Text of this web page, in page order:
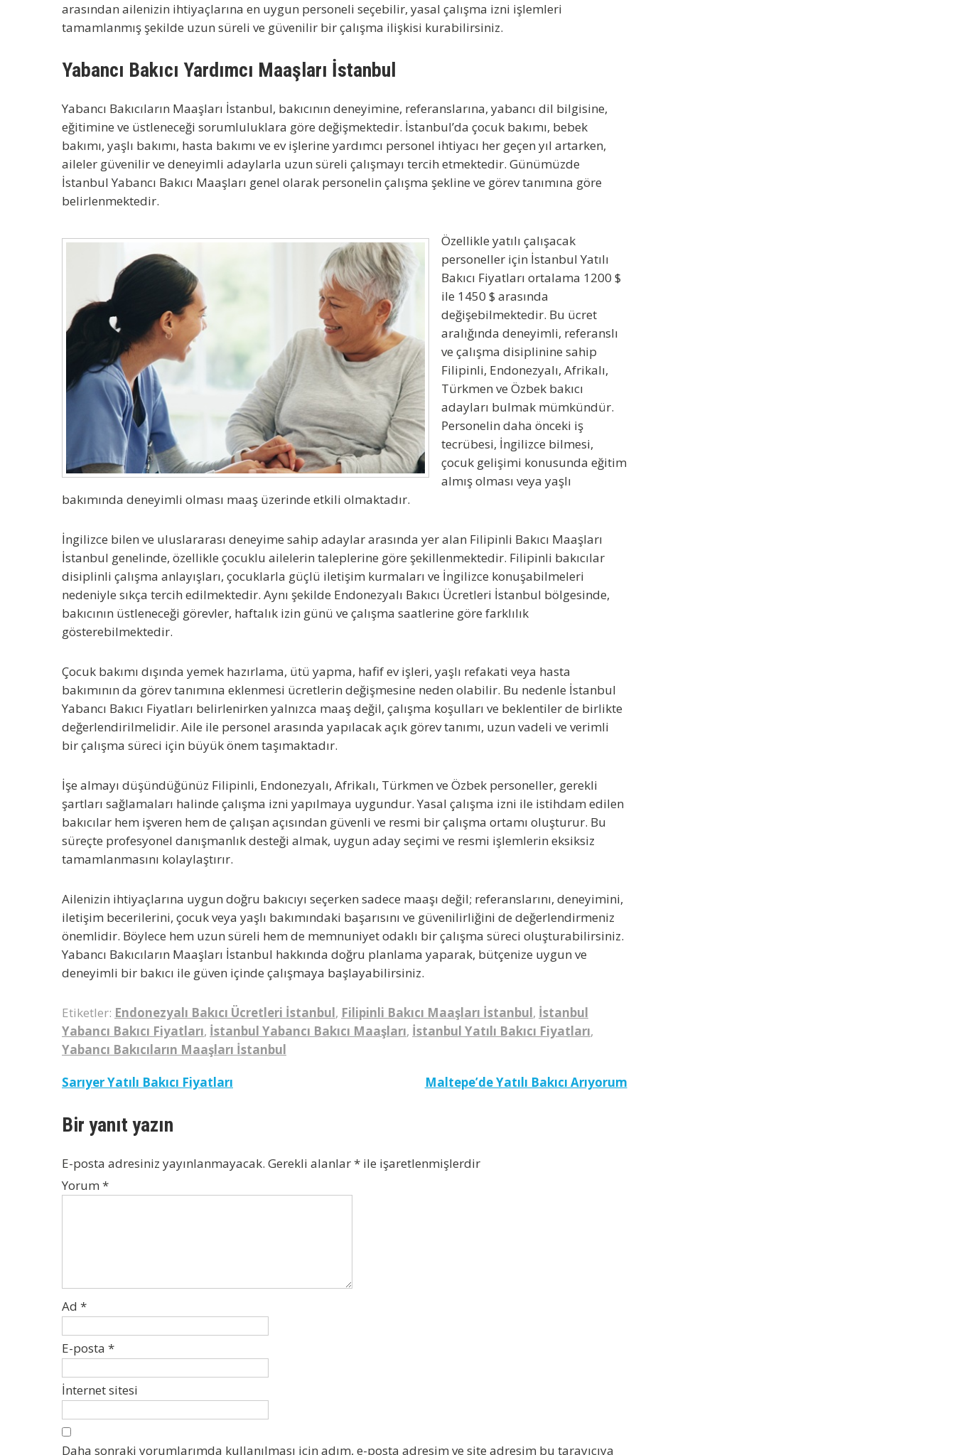
arasından ailenizin ihtiyaçlarına en uygun personeli seçebilir, yasal çalışma izni işlemleri
tamamlanmış şekilde uzun süreli ve güvenilir bir çalışma ilişkisi kurabilirsiniz.
Yabancı Bakıcı Yardımcı Maaşları İstanbul
Yabancı Bakıcıların Maaşları İstanbul, bakıcının deneyimine, referanslarına, yabancı dil bilgisine,
eğitimine ve üstleneceği sorumluluklara göre değişmektedir. İstanbul’da çocuk bakımı, bebek
bakımı, yaşlı bakımı, hasta bakımı ve ev işlerine yardımcı personel ihtiyacı her geçen yıl artarken,
aileler güvenilir ve deneyimli adaylarla uzun süreli çalışmayı tercih etmektedir. Günümüzde
İstanbul Yabancı Bakıcı Maaşları genel olarak personelin çalışma şekline ve görev tanımına göre
belirlenmektedir.
Özellikle yatılı çalışacak
personeller için İstanbul Yatılı
Bakıcı Fiyatları ortalama 1200 $
ile 1450 $ arasında
değişebilmektedir. Bu ücret
aralığında deneyimli, referanslı
ve çalışma disiplinine sahip
Filipinli, Endonezyalı, Afrikalı,
Türkmen ve Özbek bakıcı
adayları bulmak mümkündür.
Personelin daha önceki iş
tecrübesi, İngilizce bilmesi,
çocuk gelişimi konusunda eğitim
almış olması veya yaşlı
bakımında deneyimli olması maaş üzerinde etkili olmaktadır.
İngilizce bilen ve uluslararası deneyime sahip adaylar arasında yer alan Filipinli Bakıcı Maaşları
İstanbul genelinde, özellikle çocuklu ailelerin taleplerine göre şekillenmektedir. Filipinli bakıcılar
disiplinli çalışma anlayışları, çocuklarla güçlü iletişim kurmaları ve İngilizce konuşabilmeleri
nedeniyle sıkça tercih edilmektedir. Aynı şekilde Endonezyalı Bakıcı Ücretleri İstanbul bölgesinde,
bakıcının üstleneceği görevler, haftalık izin günü ve çalışma saatlerine göre farklılık
gösterebilmektedir.
Çocuk bakımı dışında yemek hazırlama, ütü yapma, hafif ev işleri, yaşlı refakati veya hasta
bakımının da görev tanımına eklenmesi ücretlerin değişmesine neden olabilir. Bu nedenle İstanbul
Yabancı Bakıcı Fiyatları belirlenirken yalnızca maaş değil, çalışma koşulları ve beklentiler de birlikte
değerlendirilmelidir. Aile ile personel arasında yapılacak açık görev tanımı, uzun vadeli ve verimli
bir çalışma süreci için büyük önem taşımaktadır.
İşe almayı düşündüğünüz Filipinli, Endonezyalı, Afrikalı, Türkmen ve Özbek personeller, gerekli
şartları sağlamaları halinde çalışma izni yapılmaya uygundur. Yasal çalışma izni ile istihdam edilen
bakıcılar hem işveren hem de çalışan açısından güvenli ve resmi bir çalışma ortamı oluşturur. Bu
süreçte profesyonel danışmanlık desteği almak, uygun aday seçimi ve resmi işlemlerin eksiksiz
tamamlanmasını kolaylaştırır.
Ailenizin ihtiyaçlarına uygun doğru bakıcıyı seçerken sadece maaşı değil; referanslarını, deneyimini,
iletişim becerilerini, çocuk veya yaşlı bakımındaki başarısını ve güvenilirliğini de değerlendirmeniz
önemlidir. Böylece hem uzun süreli hem de memnuniyet odaklı bir çalışma süreci oluşturabilirsiniz.
Yabancı Bakıcıların Maaşları İstanbul hakkında doğru planlama yaparak, bütçenize uygun ve
deneyimli bir bakıcı ile güven içinde çalışmaya başlayabilirsiniz.
Etiketler: Endonezyalı Bakıcı Ücretleri İstanbul, Filipinli Bakıcı Maaşları İstanbul, İstanbul
Yabancı Bakıcı Fiyatları, İstanbul Yabancı Bakıcı Maaşları, İstanbul Yatılı Bakıcı Fiyatları,
Yabancı Bakıcıların Maaşları İstanbul
Yazı
Sarıyer Yatılı Bakıcı Fiyatları Maltepe’de Yatılı Bakıcı Arıyorum
Bir yanıt yazın
E-posta adresiniz yayınlanmayacak. Gerekli alanlar* ile işaretlenmişlerdir
Yorum *
Ad *
E-posta *
İnternet sitesi
Daha sonraki yorumlarımda kullanılması için adım, e-posta adresim ve site adresim bu tarayıcıya